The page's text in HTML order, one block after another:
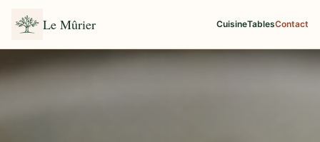
Le Mûrier CuisineTablesContact